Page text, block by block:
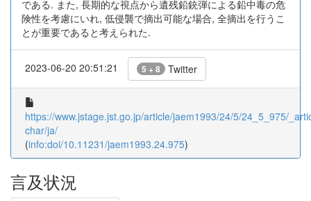
である. また, 長期的な視点から遺残鉛銃弾による鉛中毒の危
険性を考慮にいれ, 低侵襲で摘出可能な場合, 全摘出を行うこ
とが重要であると考えられた.
2023-06-20 20:51:21 5 + 8 Twitter
https://www.jstage.jst.go.jp/article/jaem1993/24/5/24_5_975/
char/ja/
(info:doi/10.11231/jaem1993.24.975)
言及状況